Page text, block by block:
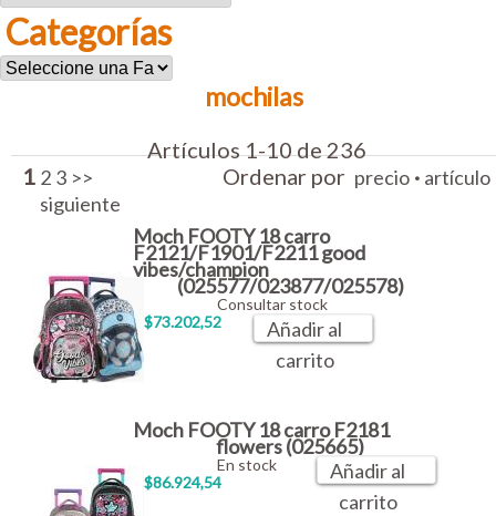
Categorías
mochilas
Artículos 1-10 de 236
1 2 3 >>
siguiente
Ordenar por precio · artículo
Moch FOOTY 18 carro
F2121/F1901/F2211 good
vibes/champion
(025577/023877/025578)
$73.202,52
Consultar stock
Añadir al
carrito
Moch FOOTY 18 carro F2181
flowers (025665)
$86.924,54
En stock
Añadir al
carrito